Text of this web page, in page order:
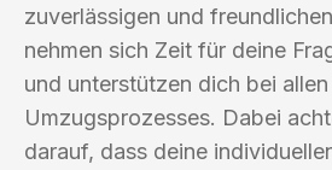
zuverlässigen und
nehmen sich Zeit für deine
und unterstützen dich bei
Umzugsprozesses. Dabei
darauf, dass deine